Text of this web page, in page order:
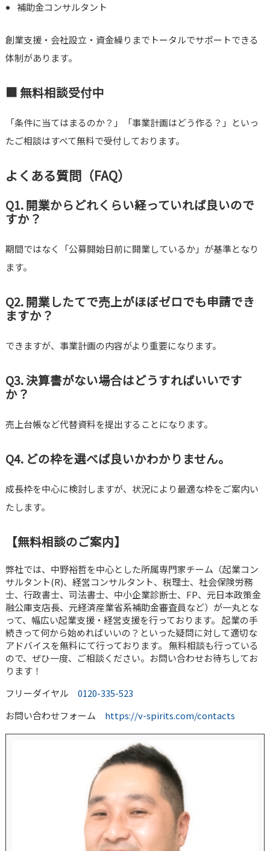
補助金コンサルタント
創業支援・会社設立・資金繰りまでトータルでサポートできる
体制があります。
■ 無料相談受付中
「条件に当てはまるのか？」「事業計画はどう作る？」といっ
たご相談はすべて無料で受付しております。
よくある質問（FAQ）
Q1. 開業からどれくらい経っていれば良いので
すか？
期間ではなく「公募開始日前に開業しているか」が基準となり
ます。
Q2. 開業したてで売上がほぼゼロでも申請でき
ますか？
できますが、事業計画の内容がより重要になります。
Q3. 決算書がない場合はどうすればいいです
か？
売上台帳など代替資料を提出することになります。
Q4. どの枠を選べば良いかわかりません。
成長枠を中心に検討しますが、状況により最適な枠をご案内い
たします。
【無料相談のご案内】
弊社では、中野裕哲を中心とした所属専門家チーム（起業コン
サルタント(R)、経営コンサルタント、税理士、社会保険労務
士、行政書士、司法書士、中小企業診断士、FP、元日本政策金
融公庫支店長、元経済産業省系補助金審査員など）が一丸とな
って、幅広い起業支援・経営支援を行っております。 起業の手
続きって何から始めればいいの？といった疑問に対して適切な
アドバイスを無料にて行っております。 無料相談も行っている
ので、ぜひ一度、ご相談ください。お問い合わせお待ちしてお
ります！
フリーダイヤル 0120-335-523
お問い合わせフォーム https://v-spirits.com/contacts